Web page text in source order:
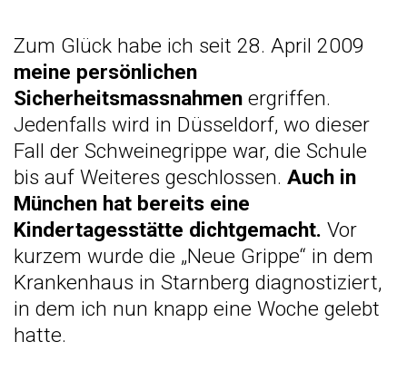
Zum Glück habe ich seit 28. April 2009
meine persönlichen
Sicherheitsmassnahmen ergriffen.
Jedenfalls wird in Düsseldorf, wo dieser
Fall der Schweinegrippe war, die Schule
bis auf Weiteres geschlossen. Auch in
München hat bereits eine
Kindertagesstätte dichtgemacht. Vor
kurzem wurde die „Neue Grippe“ in dem
Krankenhaus in Starnberg diagnostiziert,
in dem ich nun knapp eine Woche gelebt
hatte.